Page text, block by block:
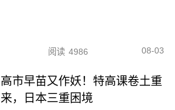
阅读 4986 08-03
高市早苗又作妖！特高课卷土重
来，日本三重困境